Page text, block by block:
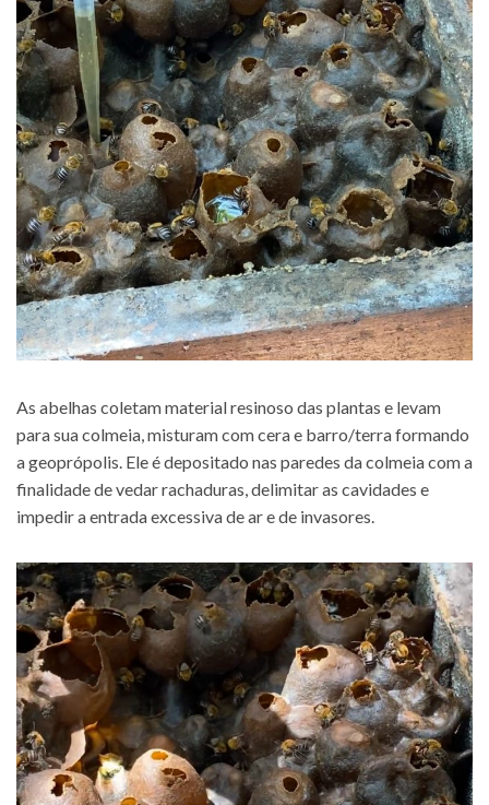
As abelhas coletam material resinoso das plantas e levam
para sua colmeia, misturam com cera e barro/terra formando
a geoprópolis. Ele é depositado nas paredes da colmeia com a
finalidade de vedar rachaduras, delimitar as cavidades e
impedir a entrada excessiva de ar e de invasores.